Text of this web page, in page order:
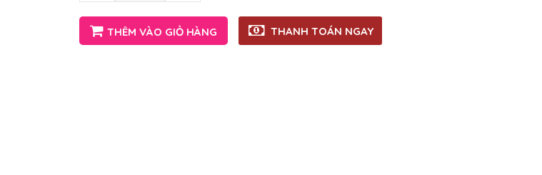
THÊM VÀO GIỎ HÀNG THANH TOÁN NGAY